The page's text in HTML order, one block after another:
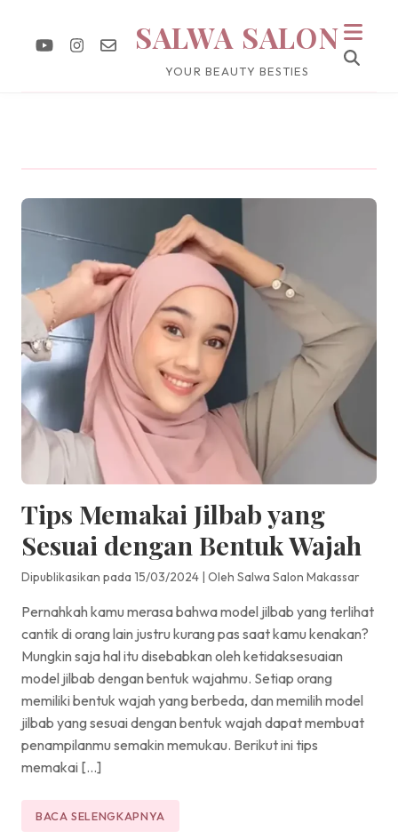
SALWA SALON
YOUR BEAUTY BESTIES
Tips Memakai Jilbab yang
Sesuai dengan Bentuk Wajah
Dipublikasikan pada 15/03/2024 | Oleh Salwa Salon Makassar
Pernahkah kamu merasa bahwa model jilbab yang terlihat
cantik di orang lain justru kurang pas saat kamu kenakan?
Mungkin saja hal itu disebabkan oleh ketidaksesuaian
model jilbab dengan bentuk wajahmu. Setiap orang
memiliki bentuk wajah yang berbeda, dan memilih model
jilbab yang sesuai dengan bentuk wajah dapat membuat
penampilanmu semakin memukau. Berikut ini tips
memakai […]
BACA SELENGKAPNYA